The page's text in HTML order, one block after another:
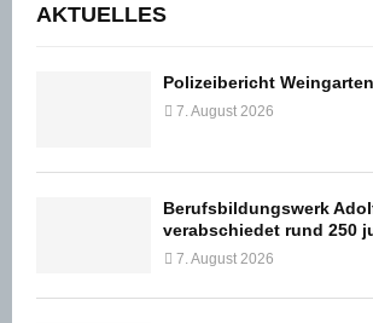
AKTUELLES
Polizeibericht Weingarten
7. August 2026
Berufsbildungswerk
verabschiedet rund 250
7. August 2026